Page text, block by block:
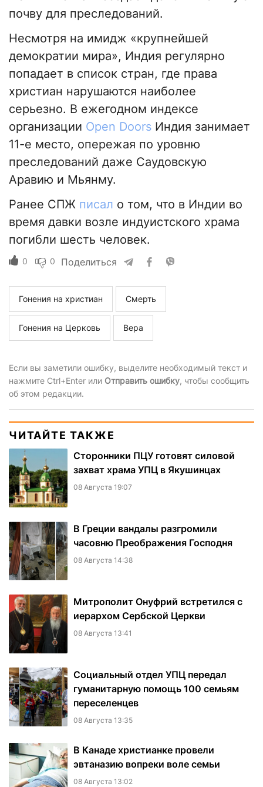
почву для преследований.
Несмотря на имидж «крупнейшей
демократии мира», Индия регулярно
попадает в список стран, где права
христиан нарушаются наиболее
серьезно. В ежегодном индексе
организации Open Doors Индия занимает
11-е место, опережая по уровню
преследований даже Саудовскую
Аравию и Мьянму.
Ранее СПЖ писал о том, что в Индии во
время давки возле индуистского храма
погибли шесть человек.
0 0 Поделиться
Гонения на христиан Смерть
Гонения на Церковь Вера
Если вы заметили ошибку, выделите необходимый текст и
нажмите Ctrl+Enter или Отправить ошибку, чтобы сообщить
об этом редакции.
ЧИТАЙТЕ ТАКЖЕ
Сторонники ПЦУ готовят силовой
захват храма УПЦ в Якушинцах
08 Августа 19:07
В Греции вандалы разгромили
часовню Преображения Господня
08 Августа 14:38
Митрополит Онуфрий встретился с
иерархом Сербской Церкви
08 Августа 13:41
Социальный отдел УПЦ передал
гуманитарную помощь 100 семьям
переселенцев
08 Августа 13:35
В Канаде христианке провели
эвтаназию вопреки воле семьи
08 Августа 13:02